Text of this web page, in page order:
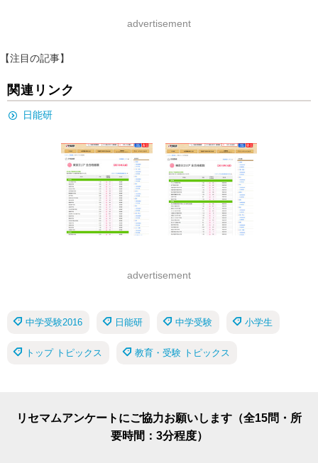
advertisement
【注目の記事】
関連リンク
日能研
advertisement
中学受験2016 日能研 中学受験 小学生
トップ トピックス 教育・受験 トピックス
リセマムアンケートにご協力お願いします（全15問・所
要時間：3分程度）